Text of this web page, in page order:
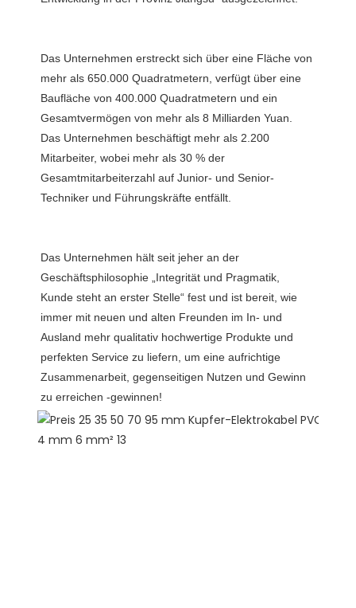
Das Unternehmen erstreckt sich über eine Fläche von
mehr als 650.000 Quadratmetern, verfügt über eine
Baufläche von 400.000 Quadratmetern und ein
Gesamtvermögen von mehr als 8 Milliarden Yuan.
Das Unternehmen beschäftigt mehr als 2.200
Mitarbeiter, wobei mehr als 30 % der
Gesamtmitarbeiterzahl auf Junior- und Senior-
Das Unternehmen hält seit jeher an der
Geschäftsphilosophie „Integrität und Pragmatik,
Kunde steht an erster Stelle“ fest und ist bereit, wie
immer mit neuen und alten Freunden im In- und
Ausland mehr qualitativ hochwertige Produkte und
perfekten Service zu liefern, um eine aufrichtige
Zusammenarbeit, gegenseitigen Nutzen und Gewinn